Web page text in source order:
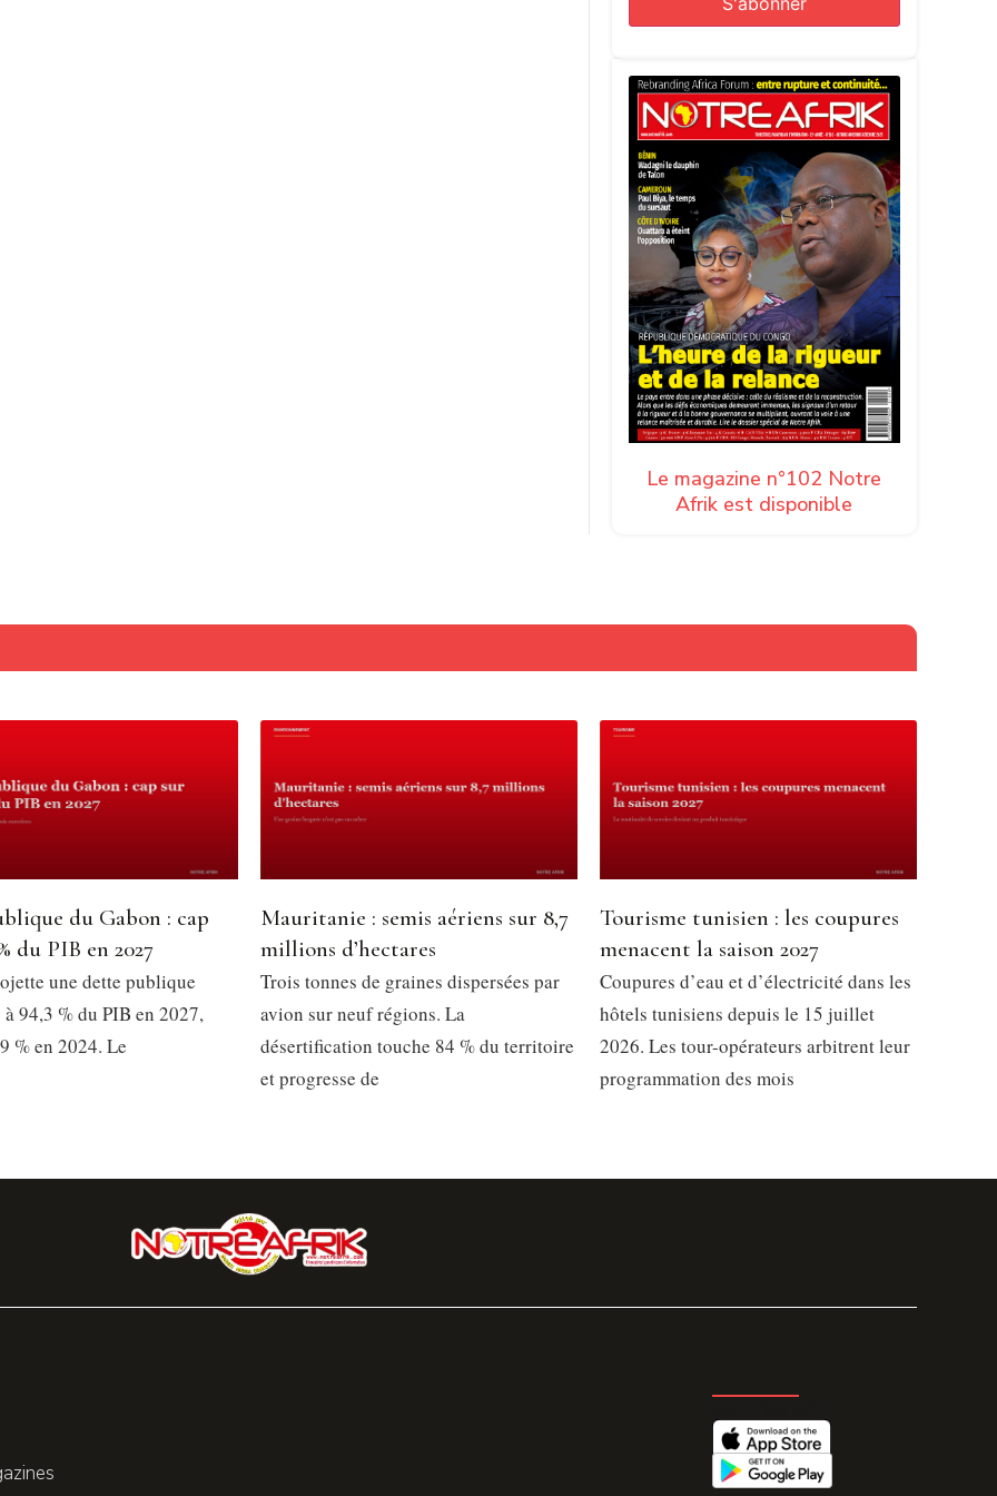
de (Toronto).
Le magazine n°102 Notre
Afrik est disponible
du Gabon : cap
du PIB en 2027
une dette publique
à 94,3 % du PIB en 2027,
% en 2024. Le
Mauritanie : semis aériens sur 8,7
millions d’hectares
Trois tonnes de graines dispersées par
avion sur neuf régions. La
désertification touche 84 % du territoire
et progresse de
Tourisme tunisien : les coupures
menacent la saison 2027
Coupures d’eau et d’électricité dans les
hôtels tunisiens depuis le 15 juillet
2026. Les tour-opérateurs arbitrent leur
programmation des mois